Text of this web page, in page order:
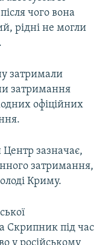
чого вона
рідні не могли
затримали
затримання
офіційних
зазначає,
затримання,
Криму.
Скрипник під час
у російському